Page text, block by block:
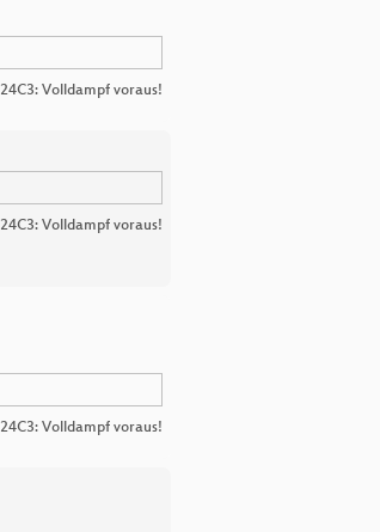
24C3: Volldampf voraus!
24C3: Volldampf voraus!
24C3: Volldampf voraus!